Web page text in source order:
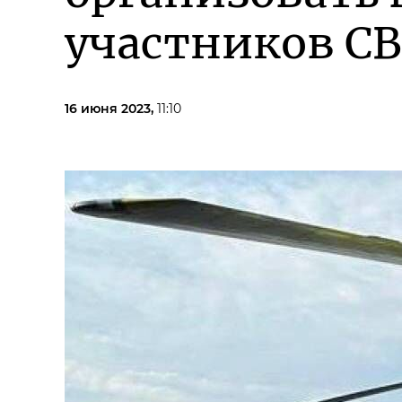
участников
16 июня 2023, 11:10